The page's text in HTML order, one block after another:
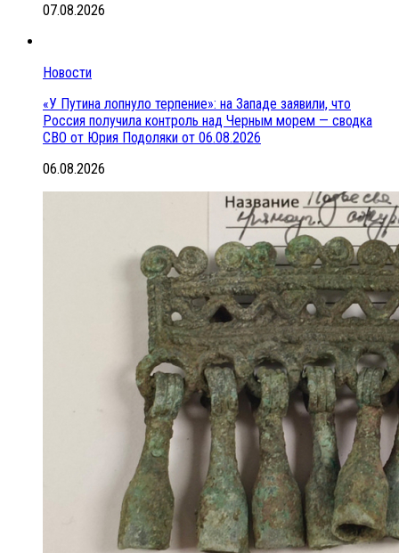
07.08.2026
Новости
«У Путина лопнуло терпение»: на Западе заявили, что
Россия получила контроль над Черным морем — сводка
СВО от Юрия Подоляки от 06.08.2026
06.08.2026